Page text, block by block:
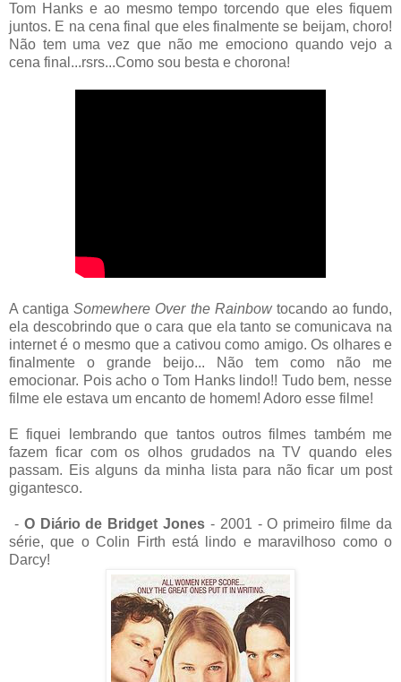
Tom Hanks e ao mesmo tempo torcendo que eles fiquem
juntos. E na cena final que eles finalmente se beijam, choro!
Não tem uma vez que não me emociono quando vejo a
cena final...rsrs...Como sou besta e chorona!
A cantigaSomewhere Over the Rainbowtocando ao fundo,
ela descobrindo que o cara que ela tanto se comunicava na
internet é o mesmo que a cativou como amigo. Os olhares e
finalmente o grande beijo... Não tem como não me
emocionar. Pois acho o Tom Hanks lindo!! Tudo bem, nesse
filme ele estava um encanto de homem! Adoro esse filme!
E fiquei lembrando que tantos outros filmes também me
fazem ficar com os olhos grudados na TV quando eles
passam. Eis alguns da minha lista para não ficar um post
gigantesco.
- O Diário de Bridget Jones - 2001 - O primeiro filme da
série, que o Colin Firth está lindo e maravilhoso como o
Darcy!